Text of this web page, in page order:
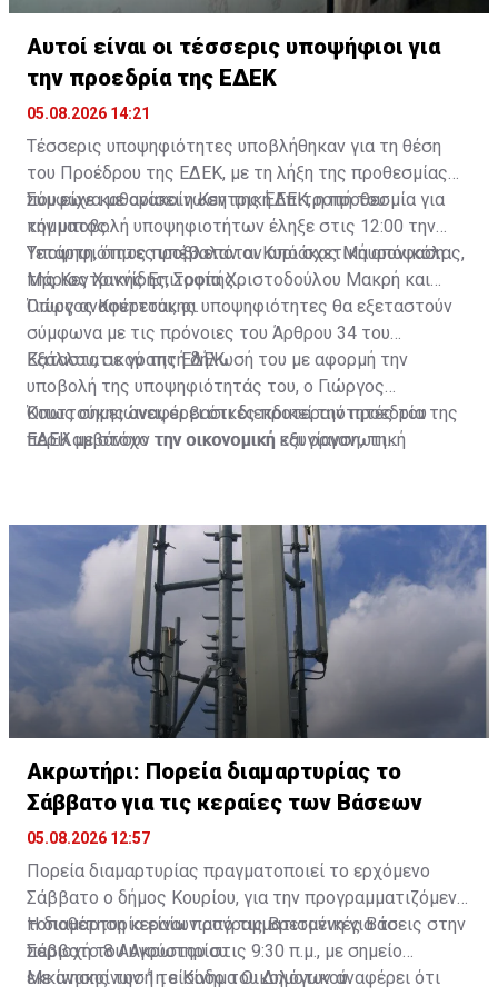
Αυτοί είναι οι τέσσερις υποψήφιοι για
την προεδρία της ΕΔΕΚ
05.08.2026 14:21
Τέσσερις υποψηφιότητες υποβλήθηκαν για τη θέση
του Προέδρου της ΕΔΕΚ, με τη λήξη της προθεσμίας
που είχε καθορίσει η Κεντρική Επιτροπή του
κόμματος.
Σύμφωνα με ανακοίνωση της ΕΔΕΚ, η προθεσμία για
την υποβολή υποψηφιοτήτων έληξε στις 12:00 την
Τετάρτη, όπως προβλεπόταν από σχετική απόφαση
της Κεντρικής Επιτροπής.
Υποψηφιότητες υπέβαλαν οι Κυριάκος Μαυρονικόλας,
Μάριος Χαννίδης, Σοφία Χριστοδούλου Μακρή και
Γιώργος Κουττούκης.
Όπως αναφέρεται, οι υποψηφιότητες θα εξεταστούν
σύμφωνα με τις πρόνοιες του Άρθρου 34 του
Καταστατικού της ΕΔΕΚ.
Εξάλλου, σε γραπτή δήλωσή του με αφορμή την
υποβολή της υποψηφιότητάς του, ο Γιώργος
Κουττούκης αναφέρει ότι διεκδικεί την προεδρία της
ΕΔΕΚ με στόχο την οικονομική και οργανωτική
του Δεκεμβρίου.
Όπως σημειώνει, οι βασικές προτεραιότητές του
περιλαμβάνουν την οικονομική εξυγίανση, τη
μελών, την οργανωτική αναδιάρθρωση του κόμματος
και την ενίσχυση της εσωκομματικής ενότητας.
Ακρωτήρι: Πορεία διαμαρτυρίας το
Σάββατο για τις κεραίες των Βάσεων
05.08.2026 12:57
Πορεία διαμαρτυρίας πραγματοποιεί το ερχόμενο
Σάββατο ο δήμος Κουρίου, για την προγραμματιζόμενη
τοποθέτηση κεραίων από τις Βρετανικές Βάσεις στην
περιοχή του Ακρωτηρίου.
Η διαμαρτυρία είναι προγραμματισμένη για το
Σάββατο 8 Αυγούστου στις 9:30 π.μ., με σημείο
εκκίνησης την 1η είσοδο του Δημοτικού
Με ανακοίνωσή το Κίνημα Οικολόγων αναφέρει ότι